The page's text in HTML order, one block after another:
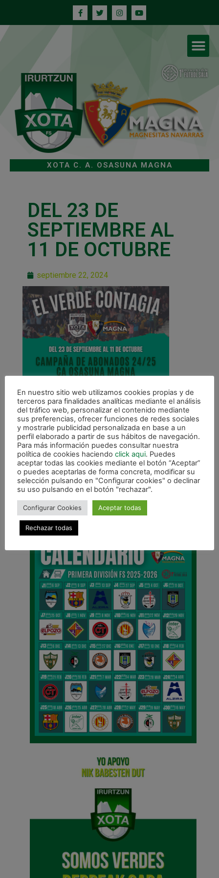
XOTA C. A. OSASUNA MAGNA
DEL 23 DE
SEPTIEMBRE AL
11 DE OCTUBRE
septiembre 22, 2024
ANTERIOR
EL VERDE CONTAGIA, campaña de abonados para la temporada 2024/2025
CALENDARIO DE LIGA
En nuestro sitio web utilizamos cookies propias y de
terceros para finalidades analíticas mediante el análisis
del tráfico web, personalizar el contenido mediante
sus preferencias, ofrecer funciones de redes sociales
y mostrarle publicidad personalizada en base a un
perfil elaborado a partir de sus hábitos de navegación.
Para más información puedes consultar nuestra
política de cookies haciendo click aqui. Puedes
aceptar todas las cookies mediante el botón “Aceptar”
o puedes aceptarlas de forma concreta, modificar su
selección pulsando en "Configurar cookies" o declinar
su uso pulsando en el botón "rechazar".
Configurar Cookies Aceptar todas
Rechazar todas